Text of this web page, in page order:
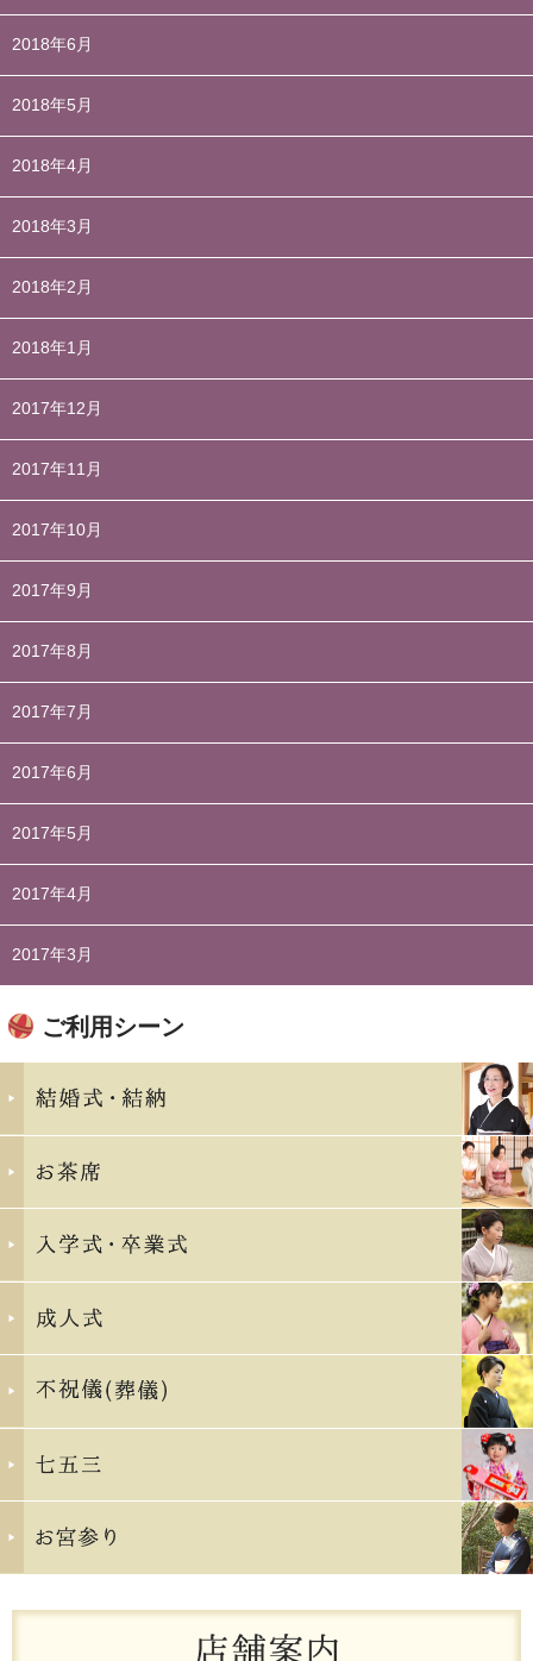
2018年6月
2018年5月
2018年4月
2018年3月
2018年2月
2018年1月
2017年12月
2017年11月
2017年10月
2017年9月
2017年8月
2017年7月
2017年6月
2017年5月
2017年4月
2017年3月
ご利用シーン